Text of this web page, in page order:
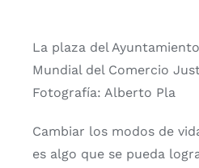
La plaza del
Mundial del Comercio
Fotografía: Alberto Pla
Cambiar los modos de
es algo que se pueda